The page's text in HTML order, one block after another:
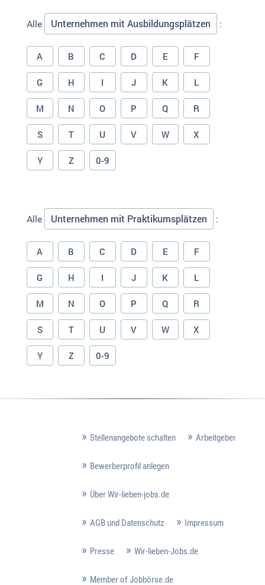
Alle Unternehmen mit Ausbildungsplätzen :
A B C D E F
G H I J K L
M N O P Q R
S T U V W X
Y Z 0-9
Alle Unternehmen mit Praktikumsplätzen :
A B C D E F
G H I J K L
M N O P Q R
S T U V W X
Y Z 0-9
Stellenangebote schalten Arbeitgeber
Bewerberprofil anlegen
Über Wir-lieben-jobs.de
AGB und Datenschutz Impressum
Presse Wir-lieben-Jobs.de
Member of Jobbörse.de